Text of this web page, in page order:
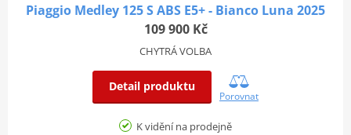
Piaggio Medley 125 S ABS E5+ - Bianco Luna 2025
109 900 Kč
CHYTRÁ VOLBA
Detail produktu
Porovnat
K vidění na prodejně